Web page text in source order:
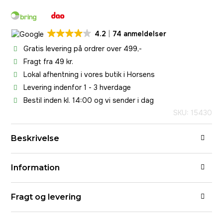
4.2
74 anmeldelser
Gratis levering på ordrer over 499,-
Fragt fra 49 kr.
Lokal afhentning i vores butik i Horsens
Levering indenfor 1 - 3 hverdage
Bestil inden kl. 14:00 og vi sender i dag
SKU: 15430
Beskrivelse
Information
Fragt og levering